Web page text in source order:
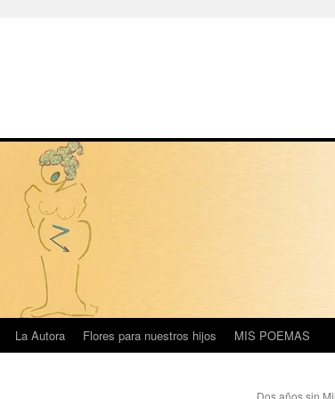
La Autora Flores para nuestros hijos MIS POEMAS
Dos años sin